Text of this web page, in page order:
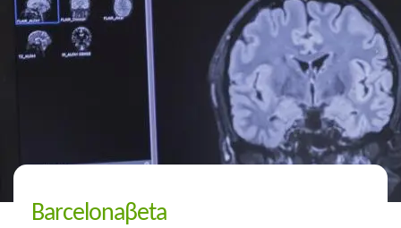
Barcelonaβeta